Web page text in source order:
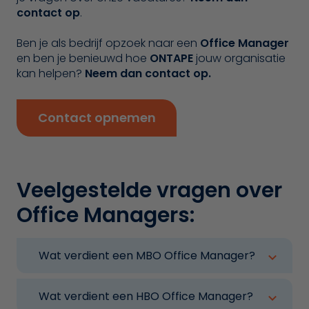
contact op.
Ben je als bedrijf opzoek naar een Office Manager
en ben je benieuwd hoe ONTAPE jouw organisatie
kan helpen? Neem dan contact op.
Contact opnemen
Veelgestelde vragen over
Office Managers:
Wat verdient een MBO Office Manager?
denken aan een startsalaris van € 2.000
Wat verdient een HBO Office Manager?